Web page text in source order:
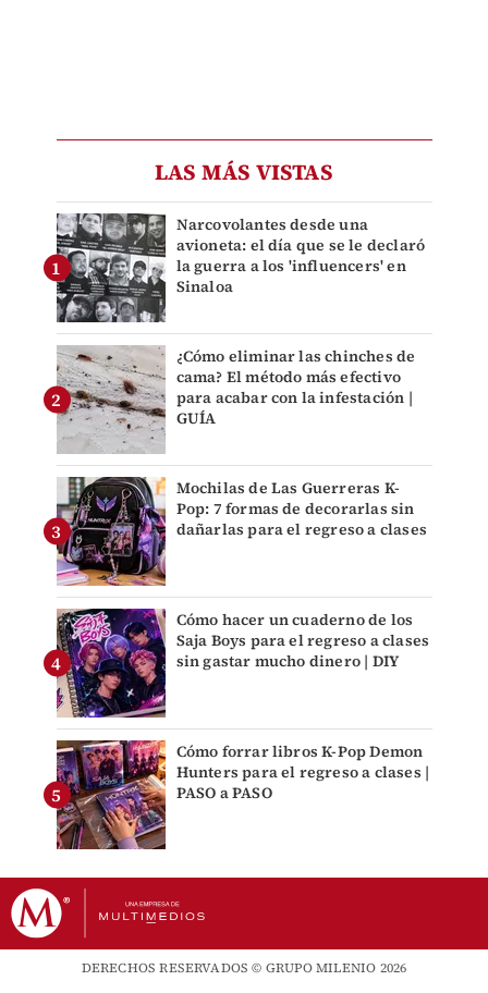
LAS MÁS VISTAS
Narcovolantes desde una
avioneta: el día que se le declaró
la guerra a los 'influencers' en
Sinaloa
¿Cómo eliminar las chinches de
cama? El método más efectivo
para acabar con la infestación |
GUÍA
Mochilas de Las Guerreras K-
Pop: 7 formas de decorarlas sin
dañarlas para el regreso a clases
Cómo hacer un cuaderno de los
Saja Boys para el regreso a clases
sin gastar mucho dinero | DIY
Cómo forrar libros K-Pop Demon
Hunters para el regreso a clases |
PASO a PASO
DERECHOS RESERVADOS © GRUPO MILENIO 2026